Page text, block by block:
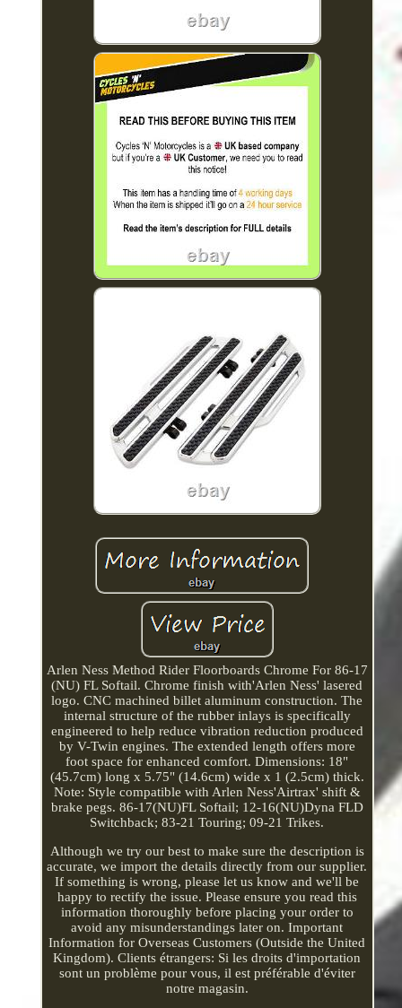
Arlen Ness Method Rider Floorboards Chrome For 86-17
(NU) FL Softail. Chrome finish with'Arlen Ness' lasered
logo. CNC machined billet aluminum construction. The
internal structure of the rubber inlays is specifically
engineered to help reduce vibration reduction produced
by V-Twin engines. The extended length offers more
foot space for enhanced comfort. Dimensions: 18"
(45.7cm) long x 5.75" (14.6cm) wide x 1 (2.5cm) thick.
Note: Style compatible with Arlen Ness'Airtrax' shift &
brake pegs. 86-17(NU)FL Softail; 12-16(NU)Dyna FLD
Switchback; 83-21 Touring; 09-21 Trikes.
Although we try our best to make sure the description is
accurate, we import the details directly from our supplier.
If something is wrong, please let us know and we'll be
happy to rectify the issue. Please ensure you read this
information thoroughly before placing your order to
avoid any misunderstandings later on. Important
Information for Overseas Customers (Outside the United
Kingdom). Clients étrangers: Si les droits d'importation
sont un problème pour vous, il est préférable d'éviter
notre magasin.